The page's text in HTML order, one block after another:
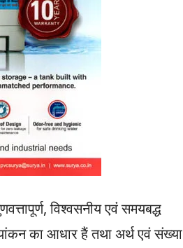
विश्वसनीय एवं समयबद्ध
का आधार हैं तथा अर्थ एवं संख्या